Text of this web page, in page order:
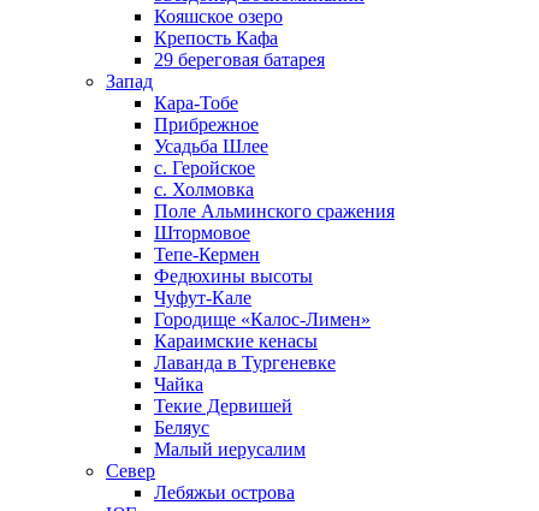
Кояшское озеро
Крепость Кафа
29 береговая батарея
Запад
Кара-Тобе
Прибрежное
Усадьба Шлее
с. Геройское
с. Холмовка
Поле Альминского сражения
Штормовое
Тепе-Кермен
Федюхины высоты
Чуфут-Кале
Городище «Калос-Лимен»
Караимские кенасы
Лаванда в Тургеневке
Чайка
Текие Дервишей
Беляус
Малый иерусалим
Север
Лебяжьи острова